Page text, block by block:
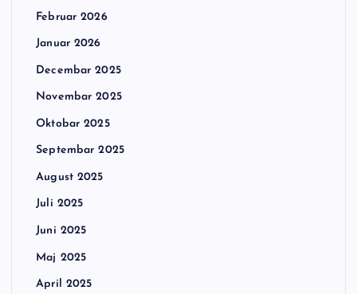
Februar 2026
Januar 2026
Decembar 2025
Novembar 2025
Oktobar 2025
Septembar 2025
August 2025
Juli 2025
Juni 2025
Maj 2025
April 2025